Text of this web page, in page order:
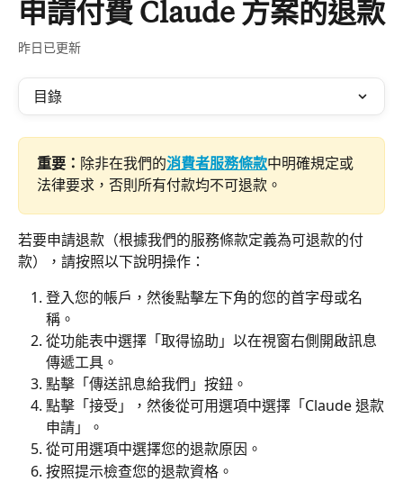
申請付費 Claude 方案的退款
昨日已更新
目錄
重要： 除非在我們的消費者服務條款中明確規定或
法律要求，否則所有付款均不可退款。
若要申請退款（根據我們的服務條款定義為可退款的付
款），請按照以下說明操作：
登入您的帳戶，然後點擊左下角的您的首字母或名
稱。
從功能表中選擇「取得協助」以在視窗右側開啟訊息
傳遞工具。
點擊「傳送訊息給我們」按鈕。
點擊「接受」，然後從可用選項中選擇「Claude 退款
申請」。
從可用選項中選擇您的退款原因。
按照提示檢查您的退款資格。